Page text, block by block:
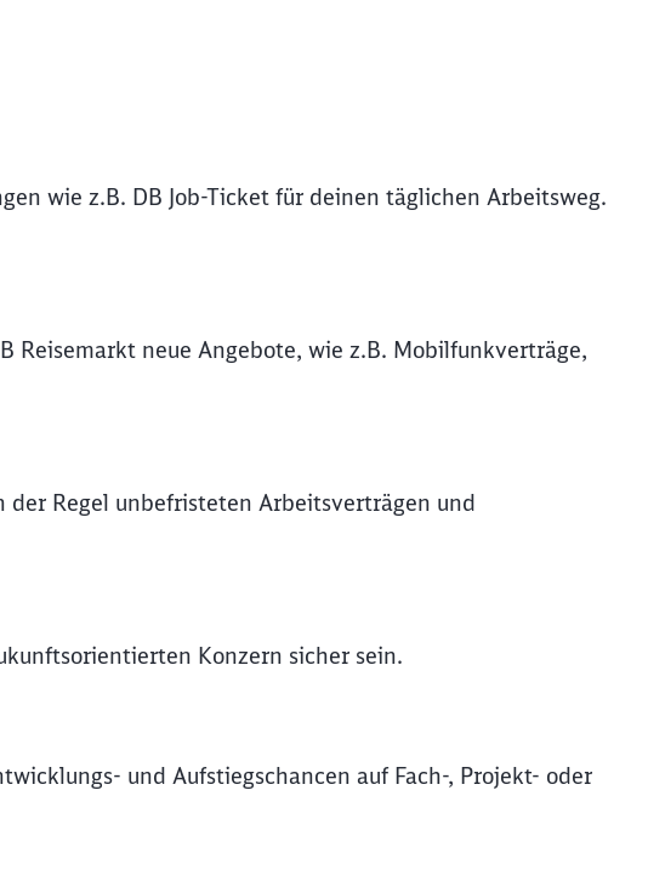
wie z.B. DB Job-Ticket für deinen täglichen Arbeitsweg.
Reisemarkt neue Angebote, wie z.B. Mobilfunkverträge,
Regel unbefristeten Arbeitsverträgen und
Konzern sicher sein.
und Aufstiegschancen auf Fach-, Projekt- oder